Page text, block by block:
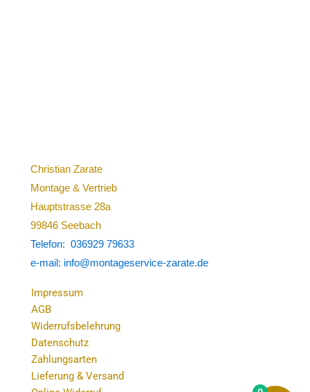
Christian Zarate
Montage & Vertrieb
Hauptstrasse 28a
99846 Seebach
Telefon: 036929 79633
e-mail: info@montageservice-zarate.de
Impressum
AGB
Widerrufsbelehrung
Datenschutz
Zahlungsarten
Lieferung & Versand